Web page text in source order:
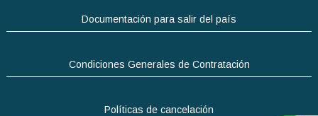
Documentación para salir del país
Condiciones Generales de Contratación
Políticas de cancelación